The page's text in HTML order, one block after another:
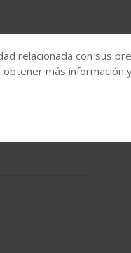
relacionada con sus
más información